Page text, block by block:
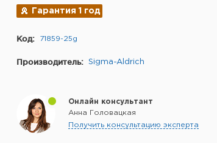
Гарантия 1 год
Код: 71859-25g
Производитель: Sigma-Aldrich
Онлайн консультант
Анна Головацкая
Получить консультацию эксперта